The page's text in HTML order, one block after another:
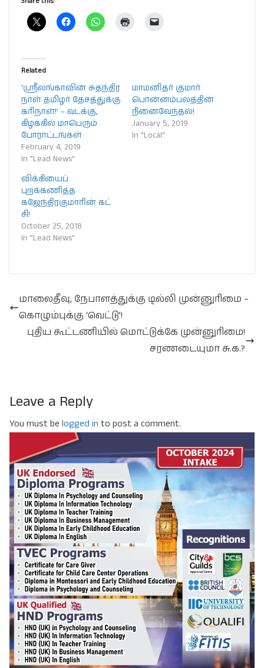
Related
‘ஸ்ரீலங்காவின் சுதந்திர
நாள் தமிழர் தேசத்துக்கு
கரிநாள்!’ – வடக்கு,
கிழக்கில் மாபெரும்
போராட்டங்கள்
February 4, 2019
In "Lead News"
மாமனிதர் குமார்
பொன்னம்பலத்தின்
நினைவேந்தல்!
January 5, 2019
In "Local"
விக்கியைப்
புறக்கணித்த
கஜேந்திரகுமாரின் கட்
சி!
October 25, 2018
In "Lead News"
மாலைதீவு, நேபாளத்துக்கு டில்லி முன்னுரிமை –
கொழும்புக்கு ‘வெட்டு’!
புதிய கூட்டணியில் மொட்டுக்கே முன்னுரிமை!
சரணடையுமா சு.க.?
Leave a Reply
You must be logged in to post a comment.